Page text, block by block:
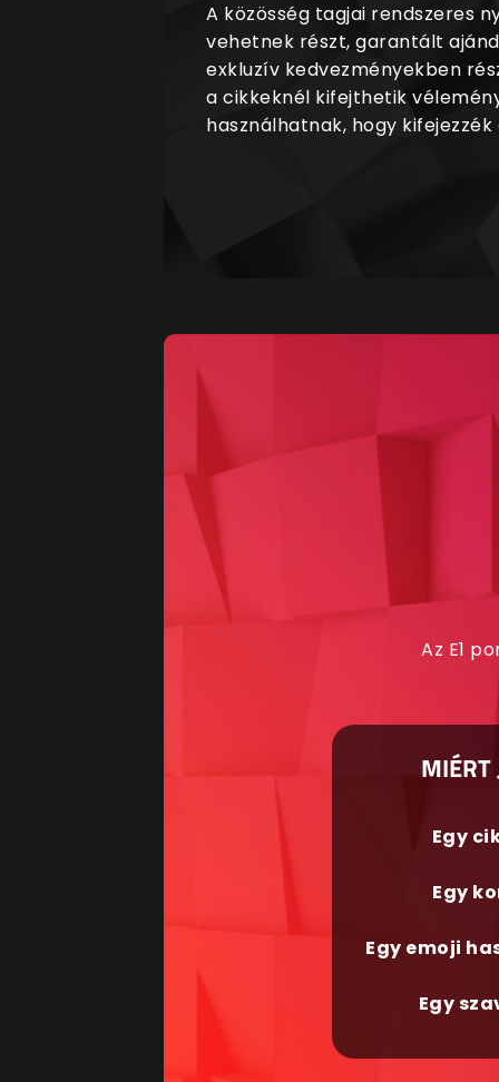
A közösség tagjai rendszeres
vehetnek részt, garantált
exkluzív kedvezményekben
a cikkeknél kifejthetik
használhatnak, hogy
Az E1
MIÉRT
Egy
Egy
Egy emoji
Egy